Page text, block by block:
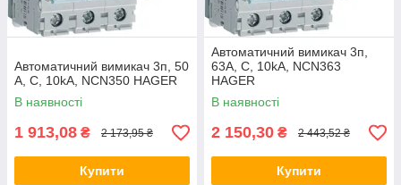
Автоматичний вимикач 3п, 50
А, C, 10kA, NCN350 HAGER
В наявності
1 913,08 ₴ 2 173,95 ₴
Купити
Автоматичний вимикач 3п,
63А, C, 10kA, NCN363
HAGER
В наявності
2 150,30 ₴ 2 443,52 ₴
Купити